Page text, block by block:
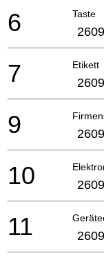
Taste
6
Etikett
7
9
10
11